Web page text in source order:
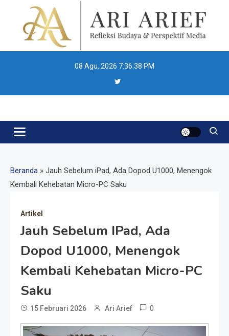
content
08 Agu, 2026 7:36:38 PM
Ari Arief
Beranda » Jauh Sebelum iPad, Ada Dopod U1000, Menengok
Kembali Kehebatan Micro-PC Saku
Artikel
Jauh Sebelum IPad, Ada
Dopod U1000, Menengok
Kembali Kehebatan Micro-PC
Saku
15 Februari 2026 Ari Arief 0